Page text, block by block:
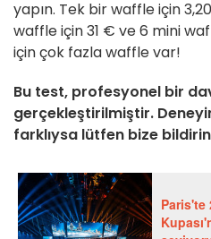
yapın. Tek bir waffle için
waffle için 31 € ve 6 mini
için çok fazla waffle var!
Bu test, profesyonel bir
gerçekleştirilmiştir.
farklıysa lütfen bize